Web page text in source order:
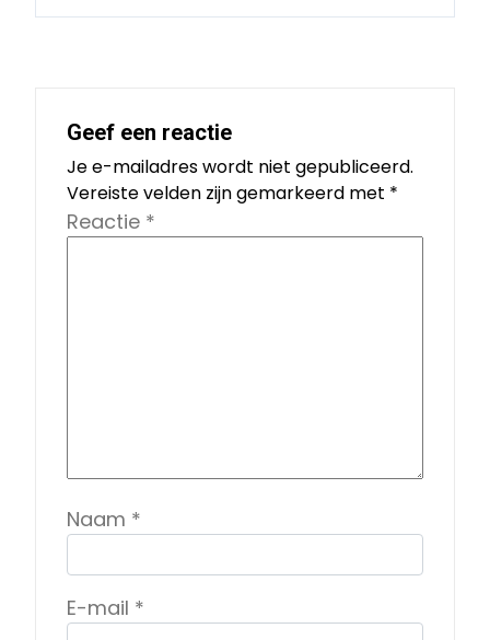
Geef een reactie
Je e-mailadres wordt niet gepubliceerd.
Vereiste velden zijn gemarkeerd met *
Reactie *
Naam *
E-mail *